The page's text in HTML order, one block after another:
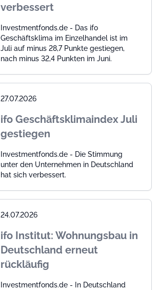
verbessert
Investmentfonds.de - Das ifo
Geschäftsklima im Einzelhandel ist im
Juli auf minus 28,7 Punkte gestiegen,
nach minus 32,4 Punkten im Juni.
27.07.2026
ifo Geschäftsklimaindex Juli
gestiegen
Investmentfonds.de - Die Stimmung
unter den Unternehmen in Deutschland
hat sich verbessert.
24.07.2026
ifo Institut: Wohnungsbau in
Deutschland erneut
rückläufig
Investmentfonds.de - In Deutschland